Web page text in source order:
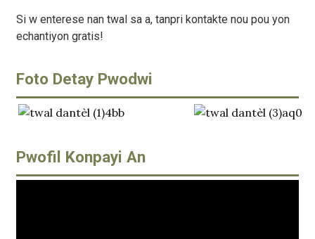
Si w enterese nan twal sa a, tanpri kontakte nou pou yon
echantiyon gratis!
Foto Detay Pwodwi
Pwofil Konpayi An